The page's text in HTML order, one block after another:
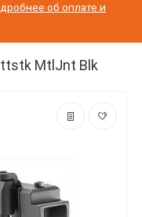
об оплате и
MtlJnt Blk